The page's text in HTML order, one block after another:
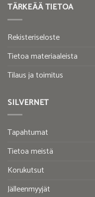
TÄRKEÄÄ TIETOA
Rekisteriseloste
Tietoa materiaaleista
Tilaus ja toimitus
SILVERNET
Tapahtumat
Tietoa meistä
Korukutsut
Jälleenmyyjät